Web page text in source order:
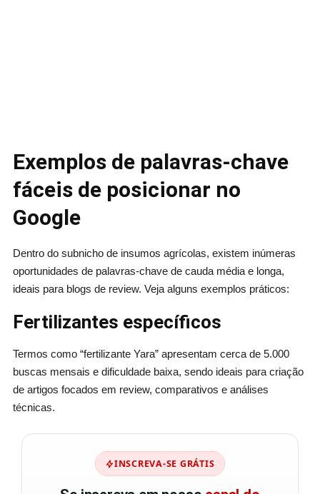
Exemplos de palavras-chave
fáceis de posicionar no
Google
Dentro do subnicho de insumos agrícolas, existem inúmeras
oportunidades de palavras-chave de cauda média e longa,
ideais para blogs de review. Veja alguns exemplos práticos:
Fertilizantes específicos
Termos como “fertilizante Yara” apresentam cerca de 5.000
buscas mensais e dificuldade baixa, sendo ideais para criação
de artigos focados em review, comparativos e análises
técnicas.
INSCREVA-SE GRÁTIS